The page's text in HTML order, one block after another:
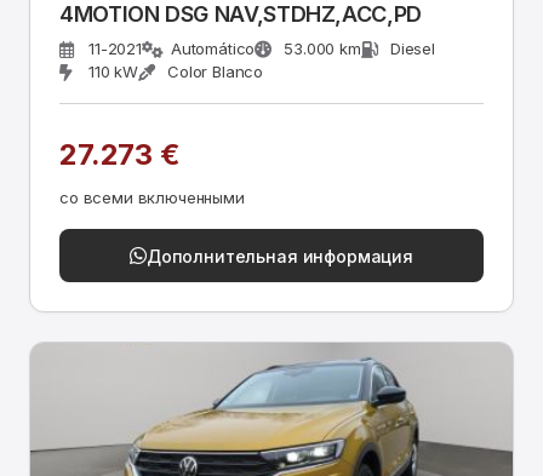
4MOTION DSG NAV,STDHZ,ACC,PD
11-2021 Automático 53.000 km
Diesel
110 kW
Color Blanco
27.273 €
со всеми включенными
Дополнительная информация